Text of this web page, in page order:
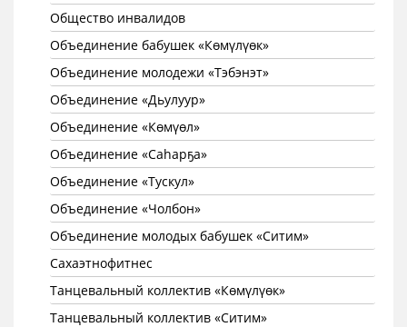
Общество инвалидов
Объединение бабушек «Көмүлүөк»
Объединение молодежи «Тэбэнэт»
Объединение «Дьулуур»
Объединение «Көмүөл»
Объединение «Саhарҕа»
Объединение «Тускул»
Объединение «Чолбон»
Объединение молодых бабушек «Ситим»
Сахаэтнофитнес
Танцевальный коллектив «Көмүлүөк»
Танцевальный коллектив «Ситим»